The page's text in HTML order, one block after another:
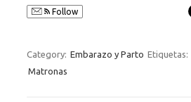
Follow
Category: Embarazo y Parto Etiquetas:
Matronas